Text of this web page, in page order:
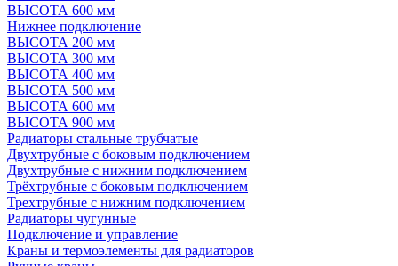
ВЫСОТА 600 мм
Нижнее подключение
ВЫСОТА 200 мм
ВЫСОТА 300 мм
ВЫСОТА 400 мм
ВЫСОТА 500 мм
ВЫСОТА 600 мм
ВЫСОТА 900 мм
Радиаторы стальные трубчатые
Двухтрубные с боковым подключением
Двухтрубные с нижним подключением
Трёхтрубные с боковым подключением
Трехтрубные с нижним подключением
Радиаторы чугунные
Подключение и управление
Краны и термоэлементы для радиаторов